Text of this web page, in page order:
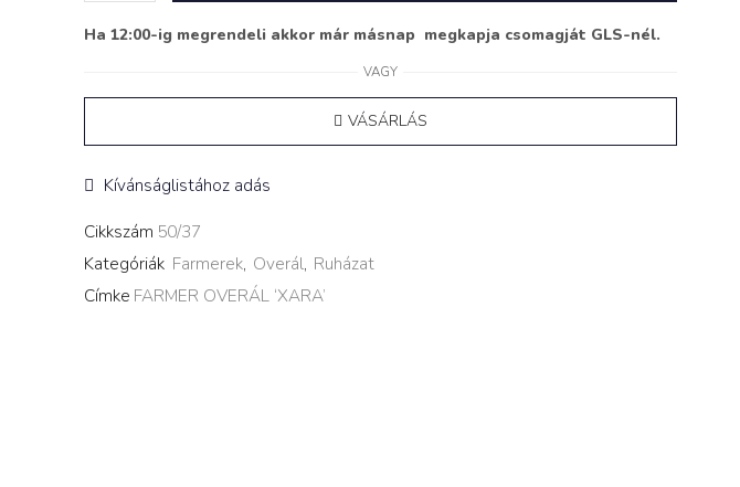
‘XARA’
Ha 12:00-ig megrendeli akkor már másnap megkapja csomagját GLS-nél.
VAGY
VÁSÁRLÁS
Kívánságlistához adás
Cikkszám 50/37
Kategóriák Farmerek, Overál, Ruházat
Címke FARMER OVERÁL ‘XARA’